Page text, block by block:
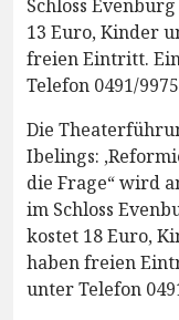
Schloss
13 Euro, Kinder
freien Eintritt.
Telefon 0491/
Die
Ibelings:
die Frage“ wird
im Schloss
kostet 18 Euro,
haben freien
unter Telefon